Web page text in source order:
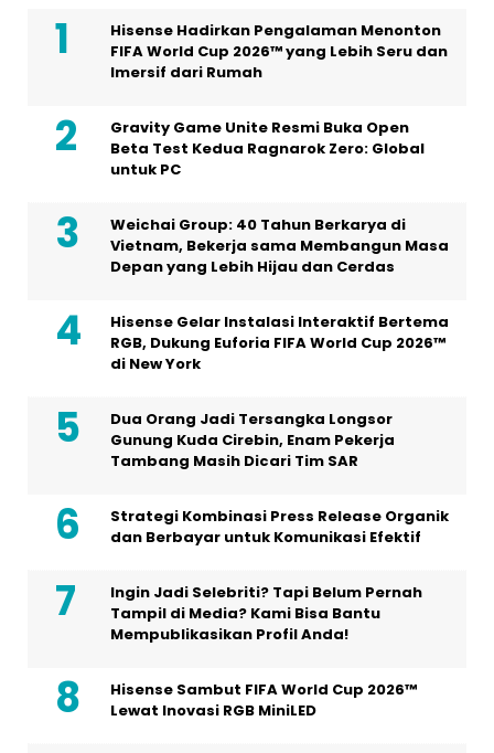
Hisense Hadirkan Pengalaman Menonton
FIFA World Cup 2026™ yang Lebih Seru dan
Imersif dari Rumah
Gravity Game Unite Resmi Buka Open
Beta Test Kedua Ragnarok Zero: Global
untuk PC
Weichai Group: 40 Tahun Berkarya di
Vietnam, Bekerja sama Membangun Masa
Depan yang Lebih Hijau dan Cerdas
Hisense Gelar Instalasi Interaktif Bertema
RGB, Dukung Euforia FIFA World Cup 2026™
di New York
Dua Orang Jadi Tersangka Longsor
Gunung Kuda Cirebin, Enam Pekerja
Tambang Masih Dicari Tim SAR
Strategi Kombinasi Press Release Organik
dan Berbayar untuk Komunikasi Efektif
Ingin Jadi Selebriti? Tapi Belum Pernah
Tampil di Media? Kami Bisa Bantu
Mempublikasikan Profil Anda!
Hisense Sambut FIFA World Cup 2026™
Lewat Inovasi RGB MiniLED